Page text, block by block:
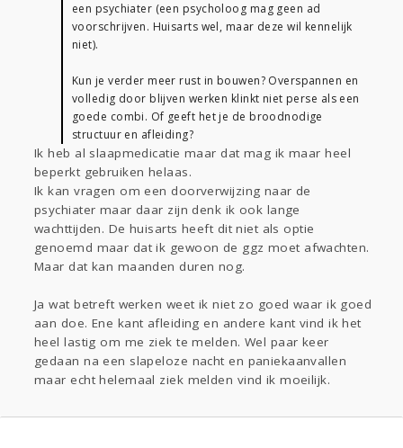
een psychiater (een psycholoog mag geen ad
voorschrijven. Huisarts wel, maar deze wil kennelijk
niet).
Kun je verder meer rust in bouwen? Overspannen en
volledig door blijven werken klinkt niet perse als een
goede combi. Of geeft het je de broodnodige
structuur en afleiding?
Ik heb al slaapmedicatie maar dat mag ik maar heel
beperkt gebruiken helaas.
Ik kan vragen om een doorverwijzing naar de
psychiater maar daar zijn denk ik ook lange
wachttijden. De huisarts heeft dit niet als optie
genoemd maar dat ik gewoon de ggz moet afwachten.
Maar dat kan maanden duren nog.
Ja wat betreft werken weet ik niet zo goed waar ik goed
aan doe. Ene kant afleiding en andere kant vind ik het
heel lastig om me ziek te melden. Wel paar keer
gedaan na een slapeloze nacht en paniekaanvallen
maar echt helemaal ziek melden vind ik moeilijk.